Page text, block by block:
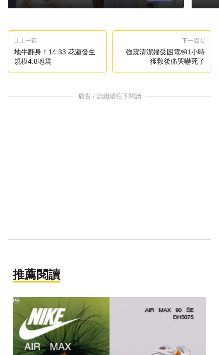
上一篇
地牛翻身！14:33 花蓮發生
規模4.8地震
下一篇
強震清潔婦受困電梯1小時
獲救後痛哭嚇死了
廣告 / 請繼續往下閱讀
推薦閱讀
PR